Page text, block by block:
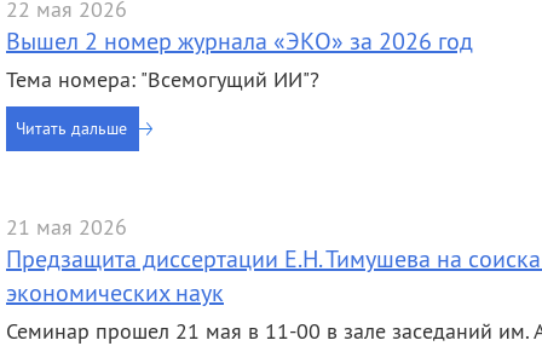
22 мая 2026
Вышел 2 номер журнала «ЭКО» за 2026 год
Тема номера: "Всемогущий ИИ"?
Читать дальше
21 мая 2026
Предзащита диссертации Е.Н. Тимушева на
экономических наук
Семинар прошел 21 мая в 11-00 в зале заседаний им.